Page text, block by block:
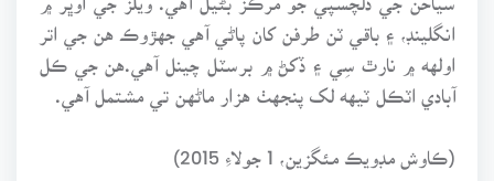
انگلينڊ، ۽ باقي ٽن طرفن کان پاڻي آهي جهڙوڪ هن جي اتر
اولهه ۾ نارٿ سِي ۽ ڏکڻ ۾ برسٽل چينل آهي.هن جي ڪل
آبادي اٽڪل ٽيهه لک پنجهٺ هزار ماڻهن تي مشتمل آهي.
(ڪاوش مڊويڪ مئگزين، 1 جولاءِ 2015)